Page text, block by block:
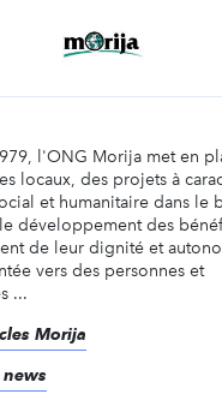
l'ONG Morija met en
locaux, des projets à
et humanitaire dans le
développement des
de leur dignité et
vers des personnes et
...
Morija
news